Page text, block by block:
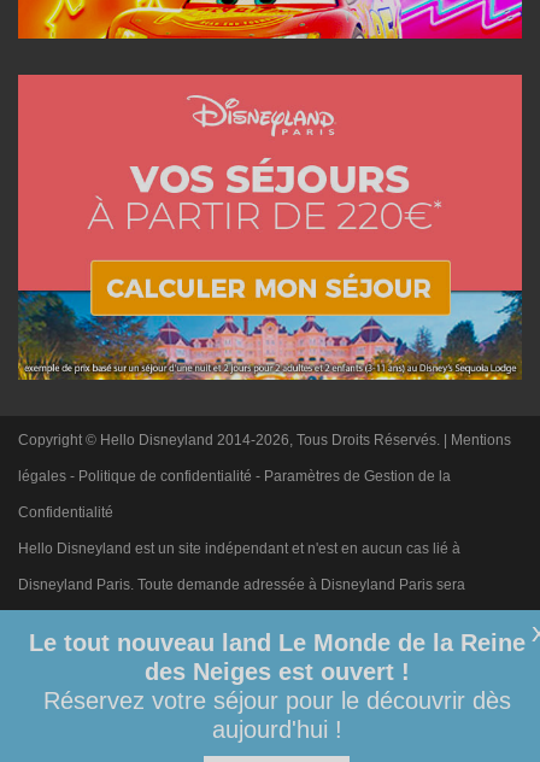
Copyright © Hello Disneyland 2014-2026, Tous Droits Réservés. | Mentions
légales - Politique de confidentialité - Paramètres de Gestion de la
Confidentialité
Hello Disneyland est un site indépendant et n'est en aucun cas lié à
Disneyland Paris. Toute demande adressée à Disneyland Paris sera
Le tout nouveau land Le Monde de la Reine
des Neiges est ouvert !
Réservez votre séjour pour le découvrir dès
aujourd'hui !